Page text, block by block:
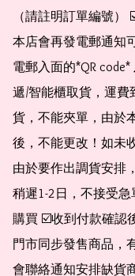
（請註明訂單編號
本店會再發電郵通知
電郵入面的*QR
遞/智能櫃取貨，運費
貨，不能夾單，由於
後，不能更改！如未
由於要作出調貨安排
稍遲1-2日，不接受
購買 ☑️收到付款確認
門市同步發售商品，
會聯絡通知安排缺貨